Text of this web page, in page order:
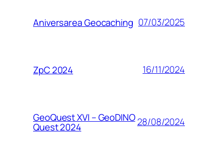
Aniversarea Geocaching 07/03/2025
ZpC 2024 16/11/2024
GeoQuest XVI – GeoDINO
Quest 2024 28/08/2024